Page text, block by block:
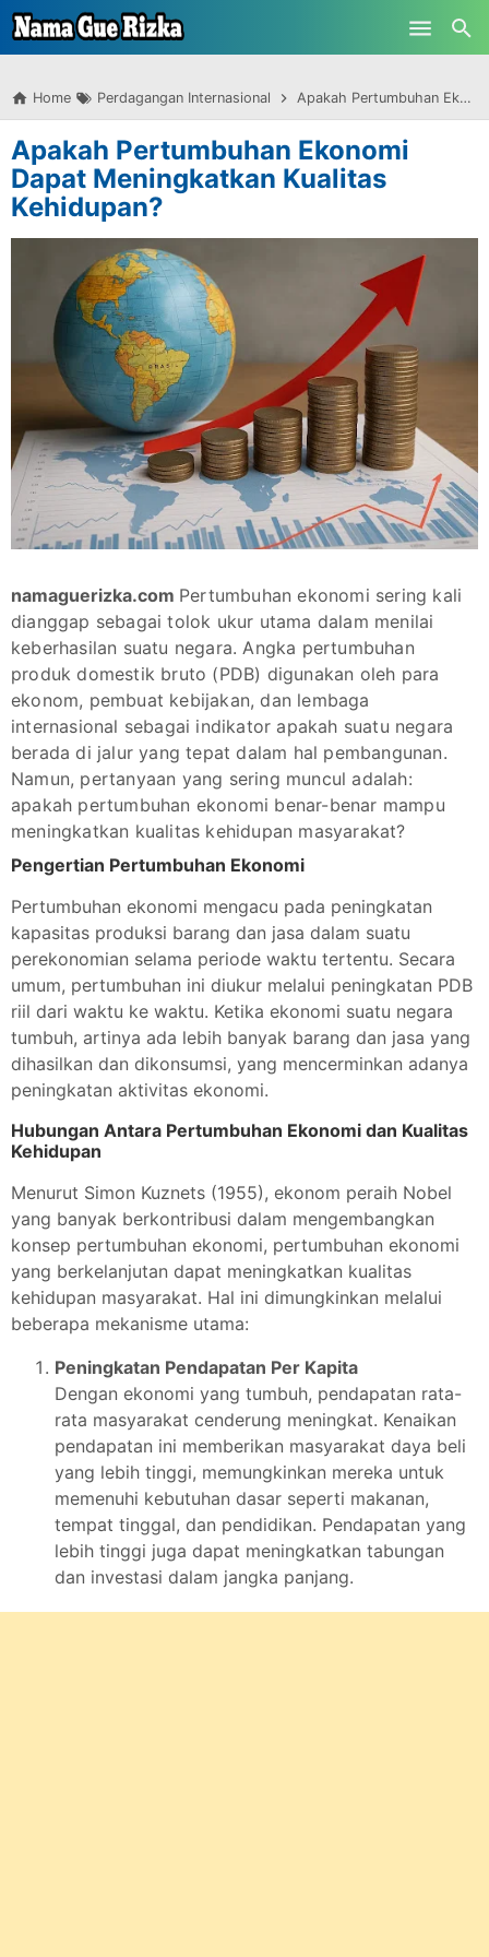
-->
Skip to main content
Home Perdagangan Internasional Apakah Pertumbuhan Ekonomi Dapat Meningkatkan Kualitas Kehidupan?
Apakah Pertumbuhan Ekonomi
Dapat Meningkatkan Kualitas
Kehidupan?
namaguerizka.com Pertumbuhan ekonomi sering kali
dianggap sebagai tolok ukur utama dalam menilai
keberhasilan suatu negara. Angka pertumbuhan
produk domestik bruto (PDB) digunakan oleh para
ekonom, pembuat kebijakan, dan lembaga
internasional sebagai indikator apakah suatu negara
berada di jalur yang tepat dalam hal pembangunan.
Namun, pertanyaan yang sering muncul adalah:
apakah pertumbuhan ekonomi benar-benar mampu
meningkatkan kualitas kehidupan masyarakat?
Pengertian Pertumbuhan Ekonomi
Pertumbuhan ekonomi mengacu pada peningkatan
kapasitas produksi barang dan jasa dalam suatu
perekonomian selama periode waktu tertentu. Secara
umum, pertumbuhan ini diukur melalui peningkatan PDB
riil dari waktu ke waktu. Ketika ekonomi suatu negara
tumbuh, artinya ada lebih banyak barang dan jasa yang
dihasilkan dan dikonsumsi, yang mencerminkan adanya
peningkatan aktivitas ekonomi.
Hubungan Antara Pertumbuhan Ekonomi dan Kualitas
Kehidupan
Menurut Simon Kuznets (1955), ekonom peraih Nobel
yang banyak berkontribusi dalam mengembangkan
konsep pertumbuhan ekonomi, pertumbuhan ekonomi
yang berkelanjutan dapat meningkatkan kualitas
kehidupan masyarakat. Hal ini dimungkinkan melalui
beberapa mekanisme utama:
Peningkatan Pendapatan Per Kapita
Dengan ekonomi yang tumbuh, pendapatan rata-
rata masyarakat cenderung meningkat. Kenaikan
pendapatan ini memberikan masyarakat daya beli
yang lebih tinggi, memungkinkan mereka untuk
memenuhi kebutuhan dasar seperti makanan,
tempat tinggal, dan pendidikan. Pendapatan yang
lebih tinggi juga dapat meningkatkan tabungan
dan investasi dalam jangka panjang.